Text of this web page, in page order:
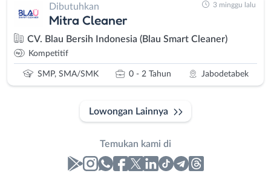
Dibutuhkan
Mitra Cleaner
CV. Blau Bersih Indonesia (Blau Smart Cleaner)
Kompetitif
SMP, SMA/SMK 0 - 2 Tahun Jabodetabek
3 minggu lalu
Lowongan Lainnya
Temukan kami di